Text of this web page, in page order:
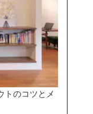
トのコツとメ